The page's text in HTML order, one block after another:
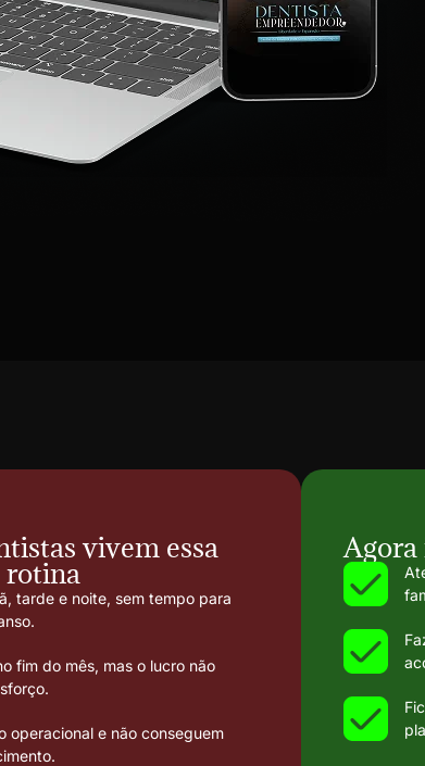
vivem essa
rotina
tarde e noite, sem tempo para
fim do mês, mas o lucro não
operacional e não conseguem